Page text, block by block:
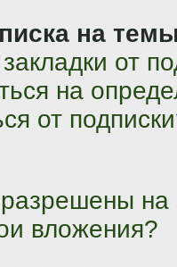
на
от
на
от
вложения?